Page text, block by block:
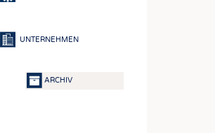
UNTERNEHMEN
ARCHIV